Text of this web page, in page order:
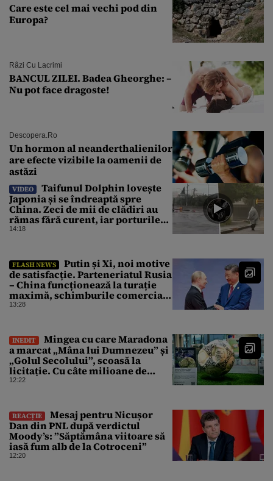
Care este cel mai vechi pod din
Europa?
Râzi Cu Lacrimi
BANCUL ZILEI. Badea Gheorghe: –
Nu pot face dragoste!
Descopera.ro
Un hormon al neanderthalienilor
are efecte vizibile la oamenii de
astăzi
VIDEO
Taifunul Dolphin lovește
Japonia și se îndreaptă spre
China. Zeci de mii de clădiri au
rămas fără curent, iar porturile
au fost închise
14:18
FLASH NEWS
Putin și Xi, noi motive
de satisfacție. Parteneriatul Rusia
– China funcționează la turație
maximă, schimburile comerciale
ating niveluri record
13:28
INEDIT
Mingea cu care Maradona
a marcat „Mâna lui Dumnezeu” și
„Golul Secolului”, scoasă la
licitație. Cu câte milioane de
dolari ar putea fi vândută
12:22
REACȚIE
Mesaj pentru Nicușor
Dan din PNL după verdictul
Moody’s: ”Săptămâna viitoare să
iasă fum alb de la Cotroceni”
12:20